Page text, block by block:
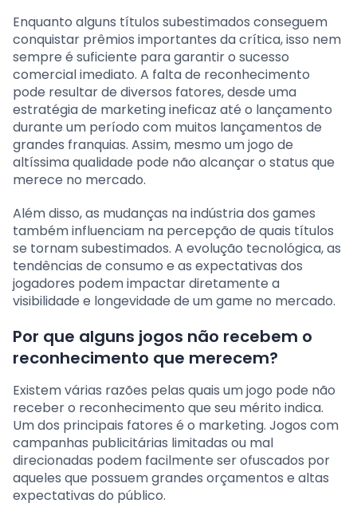
Enquanto alguns títulos subestimados conseguem
conquistar prêmios importantes da crítica, isso nem
sempre é suficiente para garantir o sucesso
comercial imediato. A falta de reconhecimento
pode resultar de diversos fatores, desde uma
estratégia de marketing ineficaz até o lançamento
durante um período com muitos lançamentos de
grandes franquias. Assim, mesmo um jogo de
altíssima qualidade pode não alcançar o status que
merece no mercado.
Além disso, as mudanças na indústria dos games
também influenciam na percepção de quais títulos
se tornam subestimados. A evolução tecnológica, as
tendências de consumo e as expectativas dos
jogadores podem impactar diretamente a
visibilidade e longevidade de um game no mercado.
Por que alguns jogos não recebem o
reconhecimento que merecem?
Existem várias razões pelas quais um jogo pode não
receber o reconhecimento que seu mérito indica.
Um dos principais fatores é o marketing. Jogos com
campanhas publicitárias limitadas ou mal
direcionadas podem facilmente ser ofuscados por
aqueles que possuem grandes orçamentos e altas
expectativas do público.